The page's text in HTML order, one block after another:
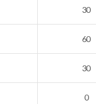
30
60
30
0